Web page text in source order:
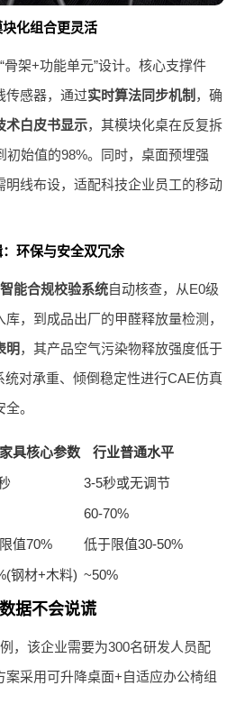
化组合更灵活
架+功能单元”设计。核心支撑件
传感器，通过实时算法同步机制 ，确
术白皮书显示，其模块化桌在反复拆
初始值的98%。同时，桌面预埋强
明线布设，适配科技企业员工的移动
环保与安全双冗余
智能合规校验系统自动核查，从E0级
，到成品出厂的甲醛释放量检测，
明 ，其产品空气污染物释放强度低于
统对承重、倾倒稳定性进行CAE仿真
。
具核心参数
行业普通水平
3-5秒或无调节
60-70%
值70%
低于限值30-50%
钢材+木料) ~50%
据不会说谎
，该企业需要为300名研发人员配
案采用可升降桌面+自适应办公椅组